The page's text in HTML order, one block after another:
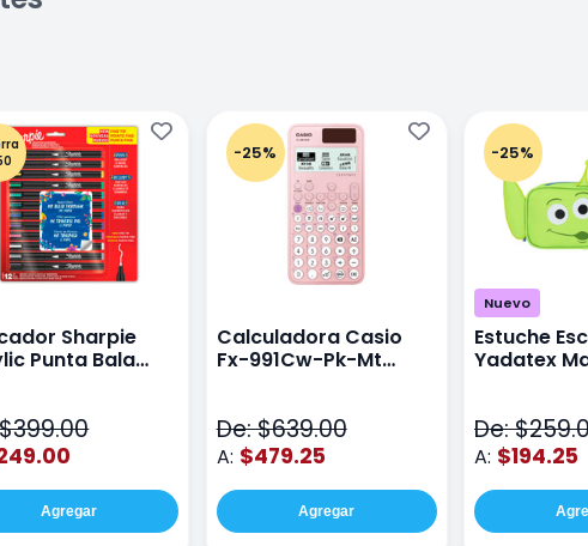
Sharpie
Punta Bala
Agregar
-25%
Calculadora Casio
Fx-991Cw-Pk-Mt
De: $639.00
A: $479.25
Agregar
-25%
Nuevo
Estuche
Yadatex
De:
A: $194.25